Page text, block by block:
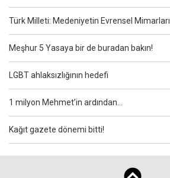
Türk Milleti: Medeniyetin Evrensel Mimarları
Meşhur 5 Yasaya bir de buradan bakın!
LGBT ahlaksızlığının hedefi
1 milyon Mehmet’in ardından...
Kağıt gazete dönemi bitti!